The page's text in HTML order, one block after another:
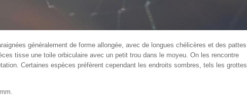
généralement de forme allongée, avec de longues chélicères et des pattes
tisse une toile orbiculaire avec un petit trou dans le moyeu. On les rencontre
Certaines espèces préfèrent cependant les endroits sombres, tels les grottes,